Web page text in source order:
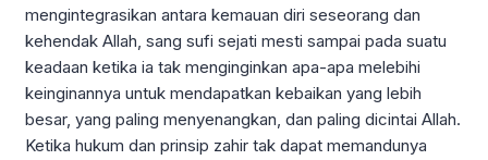
mengintegrasikan antara kemauan diri seseorang dan
kehendak Allah, sang sufi sejati mesti sampai pada suatu
keadaan ketika ia tak menginginkan apa-apa melebihi
keinginannya untuk mendapatkan kebaikan yang lebih
besar, yang paling menyenangkan, dan paling dicintai Allah.
Ketika hukum dan prinsip zahir tak dapat memandunya